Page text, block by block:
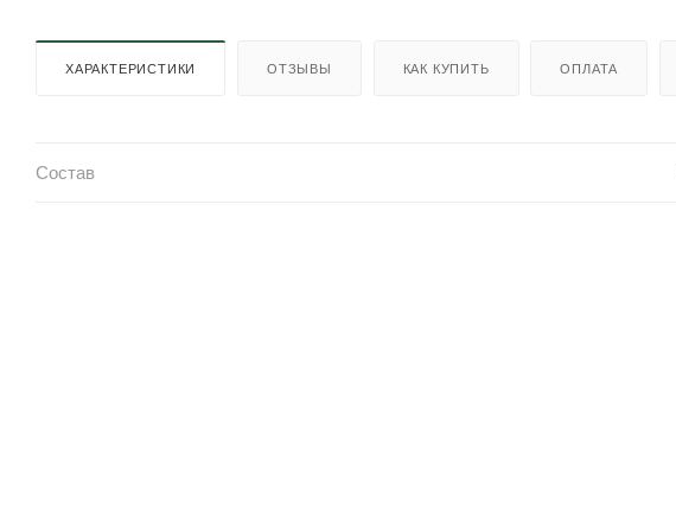
ХАРАКТЕРИСТИКИ ОТЗЫВЫ КАК КУПИТЬ ОПЛАТА
Состав